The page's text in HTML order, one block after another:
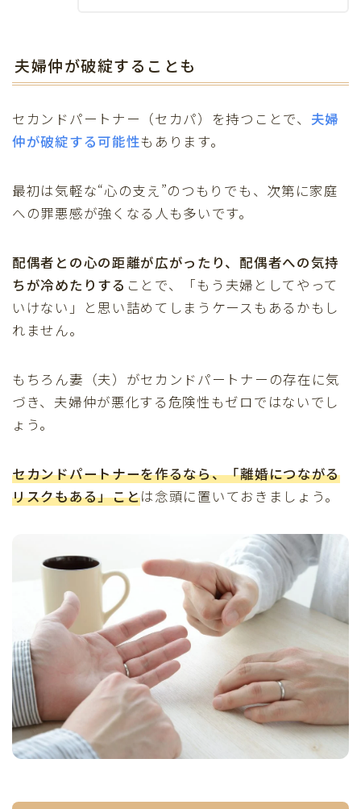
夫婦仲が破綻することも
セカンドパートナー（セカパ）を持つことで、 夫婦
仲が破綻する可能性もあります。
最初は気軽な“心の支え”のつもりでも、次第に家庭
への罪悪感が強くなる人も多いです。
配偶者との心の距離が広がったり、配偶者への気持
ちが冷めたりする ことで、「もう夫婦としてやって
いけない」と思い詰めてしまうケースもあるかもし
れません。
もちろん妻（夫）がセカンドパートナーの存在に気
づき、夫婦仲が悪化する危険性もゼロではないでし
ょう。
セカンドパートナーを作るなら、「離婚につながる
リスクもある」ことは念頭に置いておきましょう。